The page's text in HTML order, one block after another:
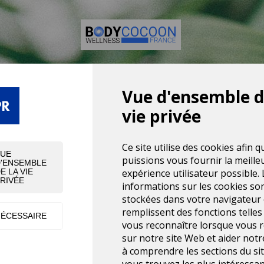
LA VIE
Vue d'ensemble
vie privée
Ce site utilise des cookies afin
puissions vous fournir la
expérience utilisateur possible.
informations sur les cookies
stockées dans votre navigateur
remplissent des fonctions telles
vous reconnaître lorsque vous
sur notre site Web et aider
à comprendre les sections du
EXPÉRIENCE